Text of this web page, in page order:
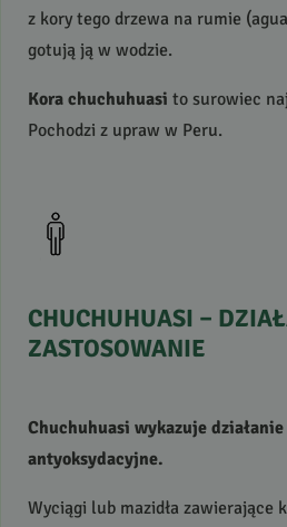
z kory tego drzewa na rumie
gotują ją w wodzie.
Kora chuchuhuasi to surowiec
Pochodzi z upraw w Peru.
CHUCHUHUASI –
ZASTOSOWANIE
Chuchuhuasi wykazuje
antyoksydacyjne.
Wyciągi lub mazidła zawierające